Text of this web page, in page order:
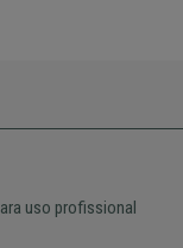
uso profissional